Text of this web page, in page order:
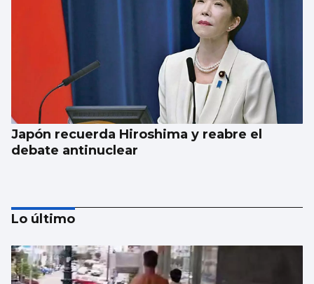
Japón recuerda Hiroshima y reabre el
debate antinuclear
Lo último